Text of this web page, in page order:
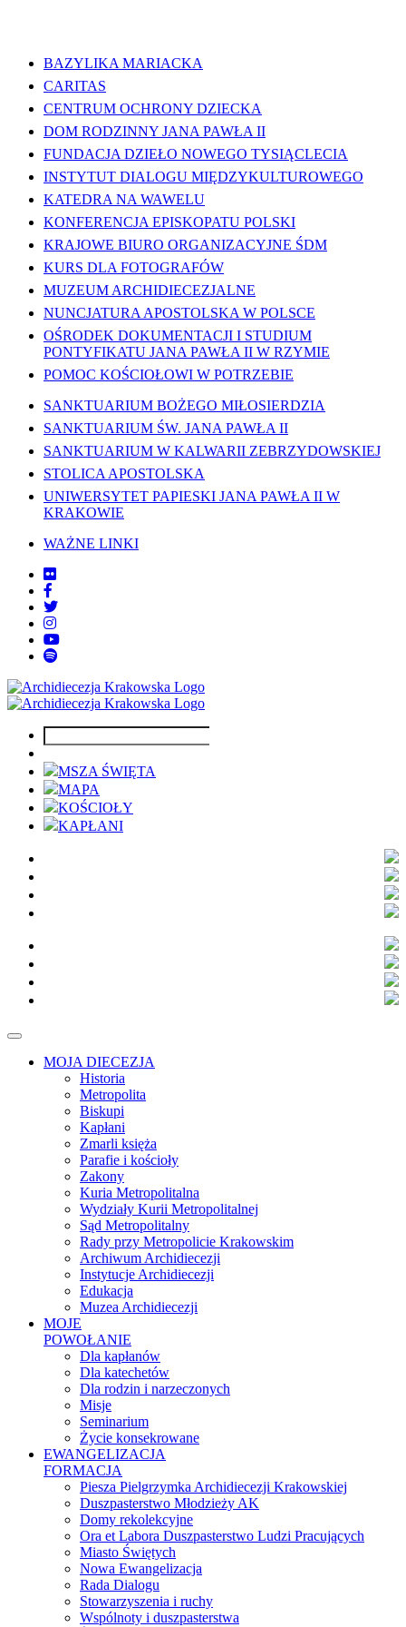
BAZYLIKA MARIACKA
CARITAS
CENTRUM OCHRONY DZIECKA
DOM RODZINNY JANA PAWŁA II
FUNDACJA DZIEŁO NOWEGO TYSIĄCLECIA
INSTYTUT DIALOGU MIĘDZYKULTUROWEGO
KATEDRA NA WAWELU
KONFERENCJA EPISKOPATU POLSKI
KRAJOWE BIURO ORGANIZACYJNE ŚDM
KURS DLA FOTOGRAFÓW
MUZEUM ARCHIDIECEZJALNE
NUNCJATURA APOSTOLSKA W POLSCE
OŚRODEK DOKUMENTACJI I STUDIUM
PONTYFIKATU JANA PAWŁA II W RZYMIE
POMOC KOŚCIOŁOWI W POTRZEBIE
SANKTUARIUM BOŻEGO MIŁOSIERDZIA
SANKTUARIUM ŚW. JANA PAWŁA II
SANKTUARIUM W KALWARII ZEBRZYDOWSKIEJ
STOLICA APOSTOLSKA
UNIWERSYTET PAPIESKI JANA PAWŁA II W
KRAKOWIE
WAŻNE LINKI
MSZA ŚWIĘTA
MAPA
KOŚCIOŁY
KAPŁANI
MOJA DIECEZJA
Historia
Metropolita
Biskupi
Kapłani
Zmarli księża
Parafie i kościoły
Zakony
Kuria Metropolitalna
Wydziały Kurii Metropolitalnej
Sąd Metropolitalny
Rady przy Metropolicie Krakowskim
Archiwum Archidiecezji
Instytucje Archidiecezji
Edukacja
Muzea Archidiecezji
MOJE
POWOŁANIE
Dla kapłanów
Dla katechetów
Dla rodzin i narzeczonych
Misje
Seminarium
Życie konsekrowane
EWANGELIZACJA
FORMACJA
Piesza Pielgrzymka Archidiecezji Krakowskiej
Duszpasterstwo Młodzieży AK
Domy rekolekcyjne
Ora et Labora Duszpasterstwo Ludzi Pracujących
Miasto Świętych
Nowa Ewangelizacja
Rada Dialogu
Stowarzyszenia i ruchy
Wspólnoty i duszpasterstwa